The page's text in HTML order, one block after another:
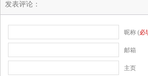
发表评论：
昵称 (必
邮箱
主页